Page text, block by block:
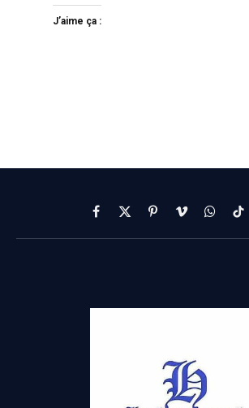
J’aime ça :
Facebook
X
(Twitter)
PinterestVimeo